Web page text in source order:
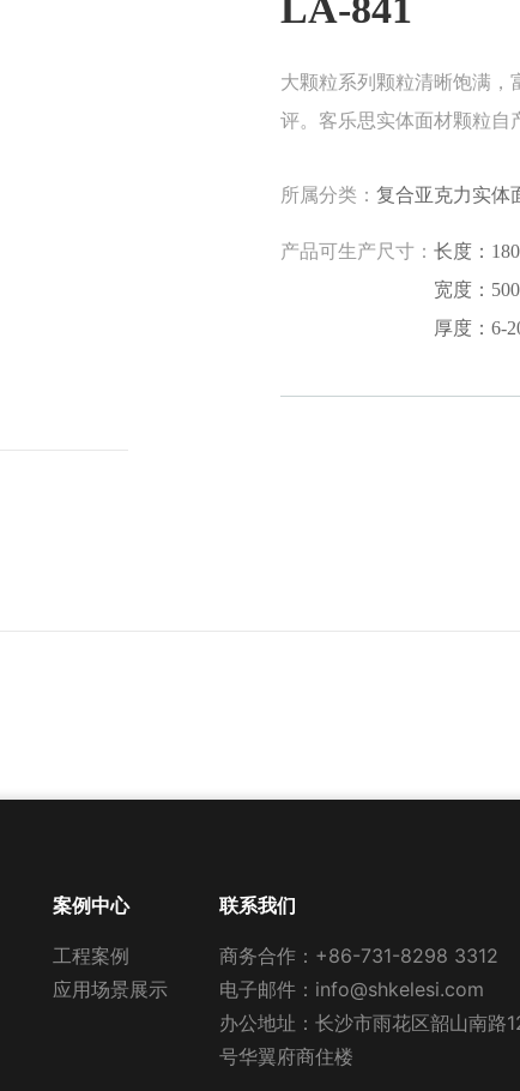
大颗粒系列颗粒清晰饱满，
评。客乐思实体面材颗粒自
所属分类： 复合亚克力实体
产品可生产尺寸： 长度：
宽度：
厚度：6-
案例中心
工程案例
应用场景展示
联系我们
商务合作： +86-731-8298 3312
电子邮件： info@shkelesi.com
办公地址：长沙市雨花区韶山南路
号华翼府商住楼